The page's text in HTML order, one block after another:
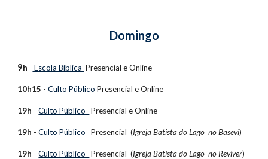
Domingo
9h - Escola Bíblica Presencial e Online
10h15 - Culto Público Presencial e Online
19h - Culto Público Presencial e Online
19h - Culto Público Presencial (Igreja Batista do Lago  no Basevi)
19h - Culto Público Presencial (Igreja Batista do Lago  no Reviver)